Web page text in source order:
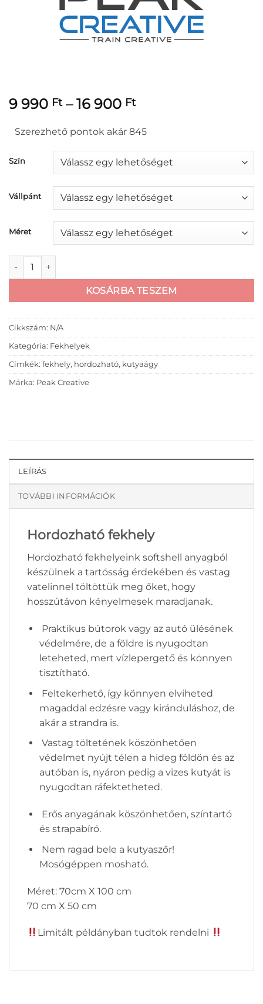
9 990 Ft – 16 900 FtÁrtartomány:
990 Ft
16
900 Ft
Szerezhető pontok akár 845
Szín
Vállpánt
Méret
Hordozható fekhely mennyiség
KOSÁRBA TESZEM
Cikkszám: N/A
Kategória: Fekhelyek
Címkék: fekhely, hordozható, kutyaágy
Márka: Peak Creative
LEÍRÁS
TOVÁBBI INFORMÁCIÓK
Hordozható fekhely
Hordozható fekhelyeink softshell anyagból
készülnek a tartósság érdekében és vastag
vatelinnel töltöttük meg őket, hogy
hosszútávon kényelmesek maradjanak.
Praktikus bútorok vagy az autó ülésének
védelmére, de a földre is nyugodtan
leteheted, mert vízlepergető és könnyen
tisztítható.
Feltekerhető, így könnyen elviheted
magaddal edzésre vagy kiránduláshoz, de
akár a strandra is.
Vastag töltetének köszönhetően
védelmet nyújt télen a hideg földön és az
autóban is, nyáron pedig a vizes kutyát is
nyugodtan ráfektetheted.
Erős anyagának köszönhetően, színtartó
és strapabíró.
Nem ragad bele a kutyaszőr!
Mosógéppen mosható.
Méret: 70cm X 100 cm
70 cm X 50 cm
Limitált példányban tudtok rendelni